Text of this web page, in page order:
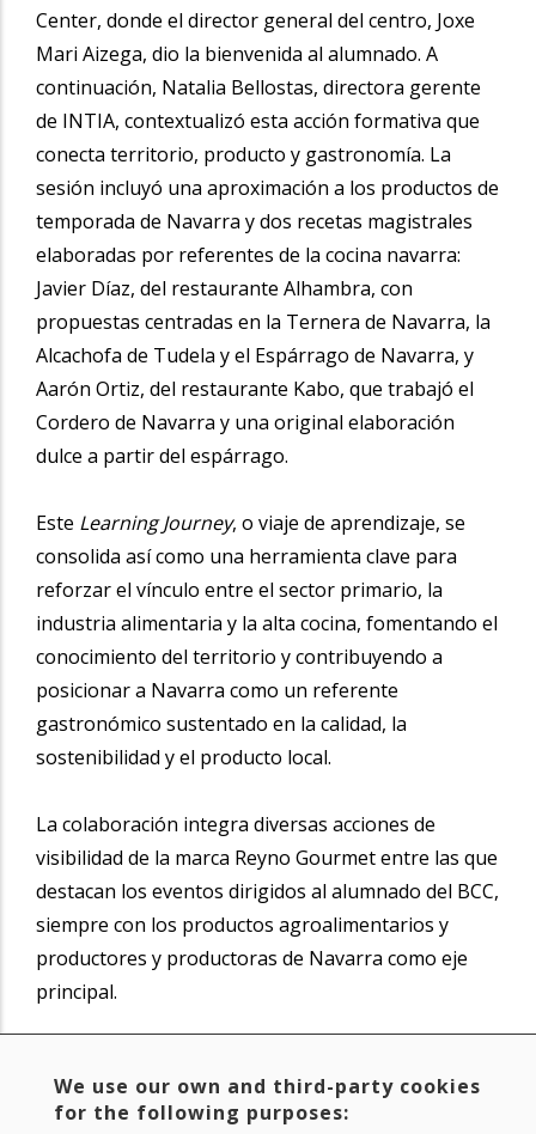
Center, donde el director general del centro, Joxe
Mari Aizega, dio la bienvenida al alumnado. A
continuación, Natalia Bellostas, directora gerente
de INTIA, contextualizó esta acción formativa que
conecta territorio, producto y gastronomía. La
sesión incluyó una aproximación a los productos de
temporada de Navarra y dos recetas magistrales
elaboradas por referentes de la cocina navarra:
Javier Díaz, del restaurante Alhambra, con
propuestas centradas en la Ternera de Navarra, la
Alcachofa de Tudela y el Espárrago de Navarra, y
Aarón Ortiz, del restaurante Kabo, que trabajó el
Cordero de Navarra y una original elaboración
dulce a partir del espárrago.
Este Learning Journey, o viaje de aprendizaje, se
consolida así como una herramienta clave para
reforzar el vínculo entre el sector primario, la
industria alimentaria y la alta cocina, fomentando el
conocimiento del territorio y contribuyendo a
posicionar a Navarra como un referente
gastronómico sustentado en la calidad, la
sostenibilidad y el producto local.
La colaboración integra diversas acciones de
visibilidad de la marca Reyno Gourmet entre las que
destacan los eventos dirigidos al alumnado del BCC,
siempre con los productos agroalimentarios y
productores y productoras de Navarra como eje
principal.
estratégica liderado por GOe Tech Center para la
creación de un ecosistema gastronómico que
We use our own and third-party cookies
for the following purposes: